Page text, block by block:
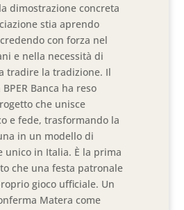
dimostrazione concreta
stia aprendo
con forza nel
e nella necessità di
tradire la tradizione. Il
Banca ha reso
che unisce
e fede, trasformando la
in un modello di
unico in Italia. È la prima
che una festa patronale
gioco ufficiale. Un
Matera come